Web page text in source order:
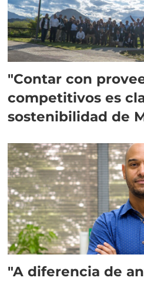
"Contar con
competitivos es
sostenibilidad de
"A diferencia de